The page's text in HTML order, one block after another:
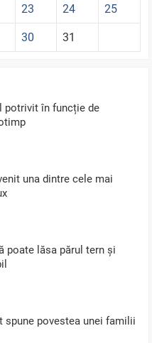
23 24 25
30 31
potrivit în funcție de
una dintre cele mai
poate lăsa părul tern și
spune povestea unei familii